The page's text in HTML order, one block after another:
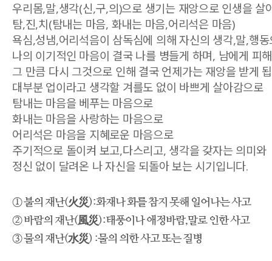
우리몸,말,생각(신,구,의)으로 생기는 재앙으로 인생을 살
탐,진,치(탐내는 마음, 화내는 마음,어리석은 마음)
욕심,성냄,어리석음이 삼독심에 의해 자신의 생각,말,행
나의 이기적인 마음이 결국 나를 병들게 하며, 남에게 피
그 만큼 다시 그것으로 인해 결국 언제가는 재앙을 받게
대부분 업이라고 생각할 겨를도 없이 바쁘게 살아감으로
탐내는 마음을 베푸는 마음으로
화내는 마음을 사랑하는 마음으로
어리석은 마음을 지혜로운 마음으로
주기적으로 돌이켜 보고,다스리고, 생각을 갖자는 의미와
정신 없이 달려온 나 자신을 되돌아 보는 시기입니다.
​① 불의 재난(火災):화재나 화를 참지 못해 일어나는 사고
② 바람의 재난(風災):태풍이나 애정바람,말로 인한 사고
③ 물의 재난(水災) :물의 의한 사고 또는 질병